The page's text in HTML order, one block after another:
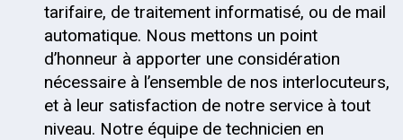
tarifaire, de traitement informatisé, ou de mail
automatique. Nous mettons un point
d’honneur à apporter une considération
nécessaire à l’ensemble de nos interlocuteurs,
et à leur satisfaction de notre service à tout
niveau. Notre équipe de technicien en